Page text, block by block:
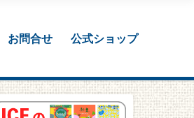
お問合せ 公式ショップ